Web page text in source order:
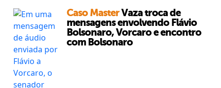
Caso MasterVaza troca de
mensagens envolvendo Flávio
Bolsonaro, Vorcaro e encontro
com Bolsonaro